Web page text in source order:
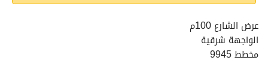
عرض الشارع 100م
الواجهة شرقية
مخطط 9945